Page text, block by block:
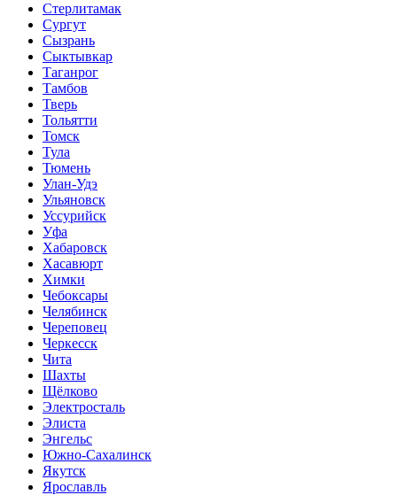
Стерлитамак
Сургут
Сызрань
Сыктывкар
Таганрог
Тамбов
Тверь
Тольятти
Томск
Тула
Тюмень
Улан-Удэ
Ульяновск
Уссурийск
Уфа
Хабаровск
Хасавюрт
Химки
Чебоксары
Челябинск
Череповец
Черкесск
Чита
Шахты
Щёлково
Электросталь
Элиста
Энгельс
Южно-Сахалинск
Якутск
Ярославль